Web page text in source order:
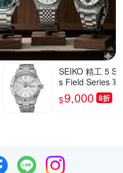
SEIKO 精工 5
s Field Series 軍
風格機械錶 寵爸
刻 送禮推薦-
$9,000 8折